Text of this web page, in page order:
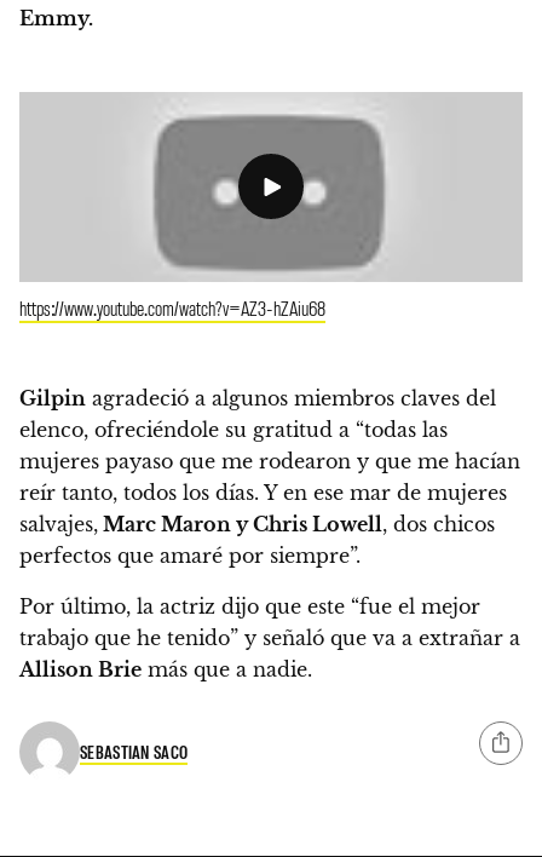
Emmy.
https://www.youtube.com/watch?v=AZ3-hZAiu68
Gilpin agradeció a algunos miembros claves del
elenco, ofreciéndole su gratitud a “todas las
mujeres payaso que me rodearon y que me hacían
reír tanto, todos los días. Y en ese mar de mujeres
salvajes, Marc Maron y Chris Lowell, dos chicos
perfectos que amaré por siempre”.
Por último, la actriz dijo que este “fue el mejor
trabajo que he tenido” y señaló que va a extrañar a
Allison Brie más que a nadie.
SEBASTIAN SACO